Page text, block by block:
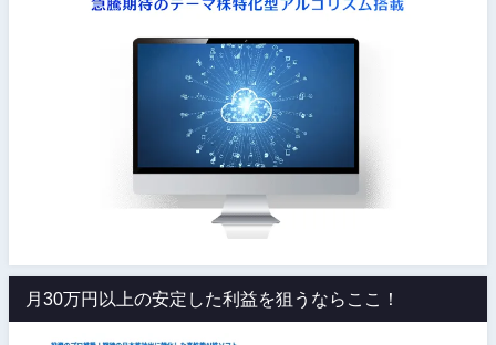
月30万円以上の安定した利益を狙うならここ！